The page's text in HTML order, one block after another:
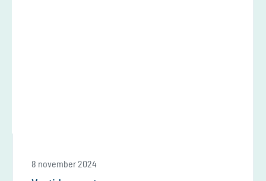
8 november 2024